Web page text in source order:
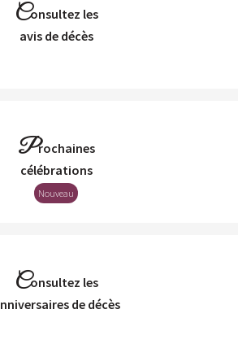
Consultez les
Avis de décès
Prochaines
Célébrations
Nouveau
Consultez les
Anniversaires de décès